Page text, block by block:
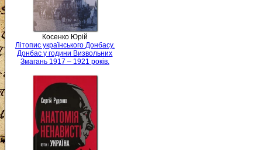
Косенко Юрій
Літопис українського Донбасу.
Донбас у години Визвольних
Змагань 1917 – 1921 років.